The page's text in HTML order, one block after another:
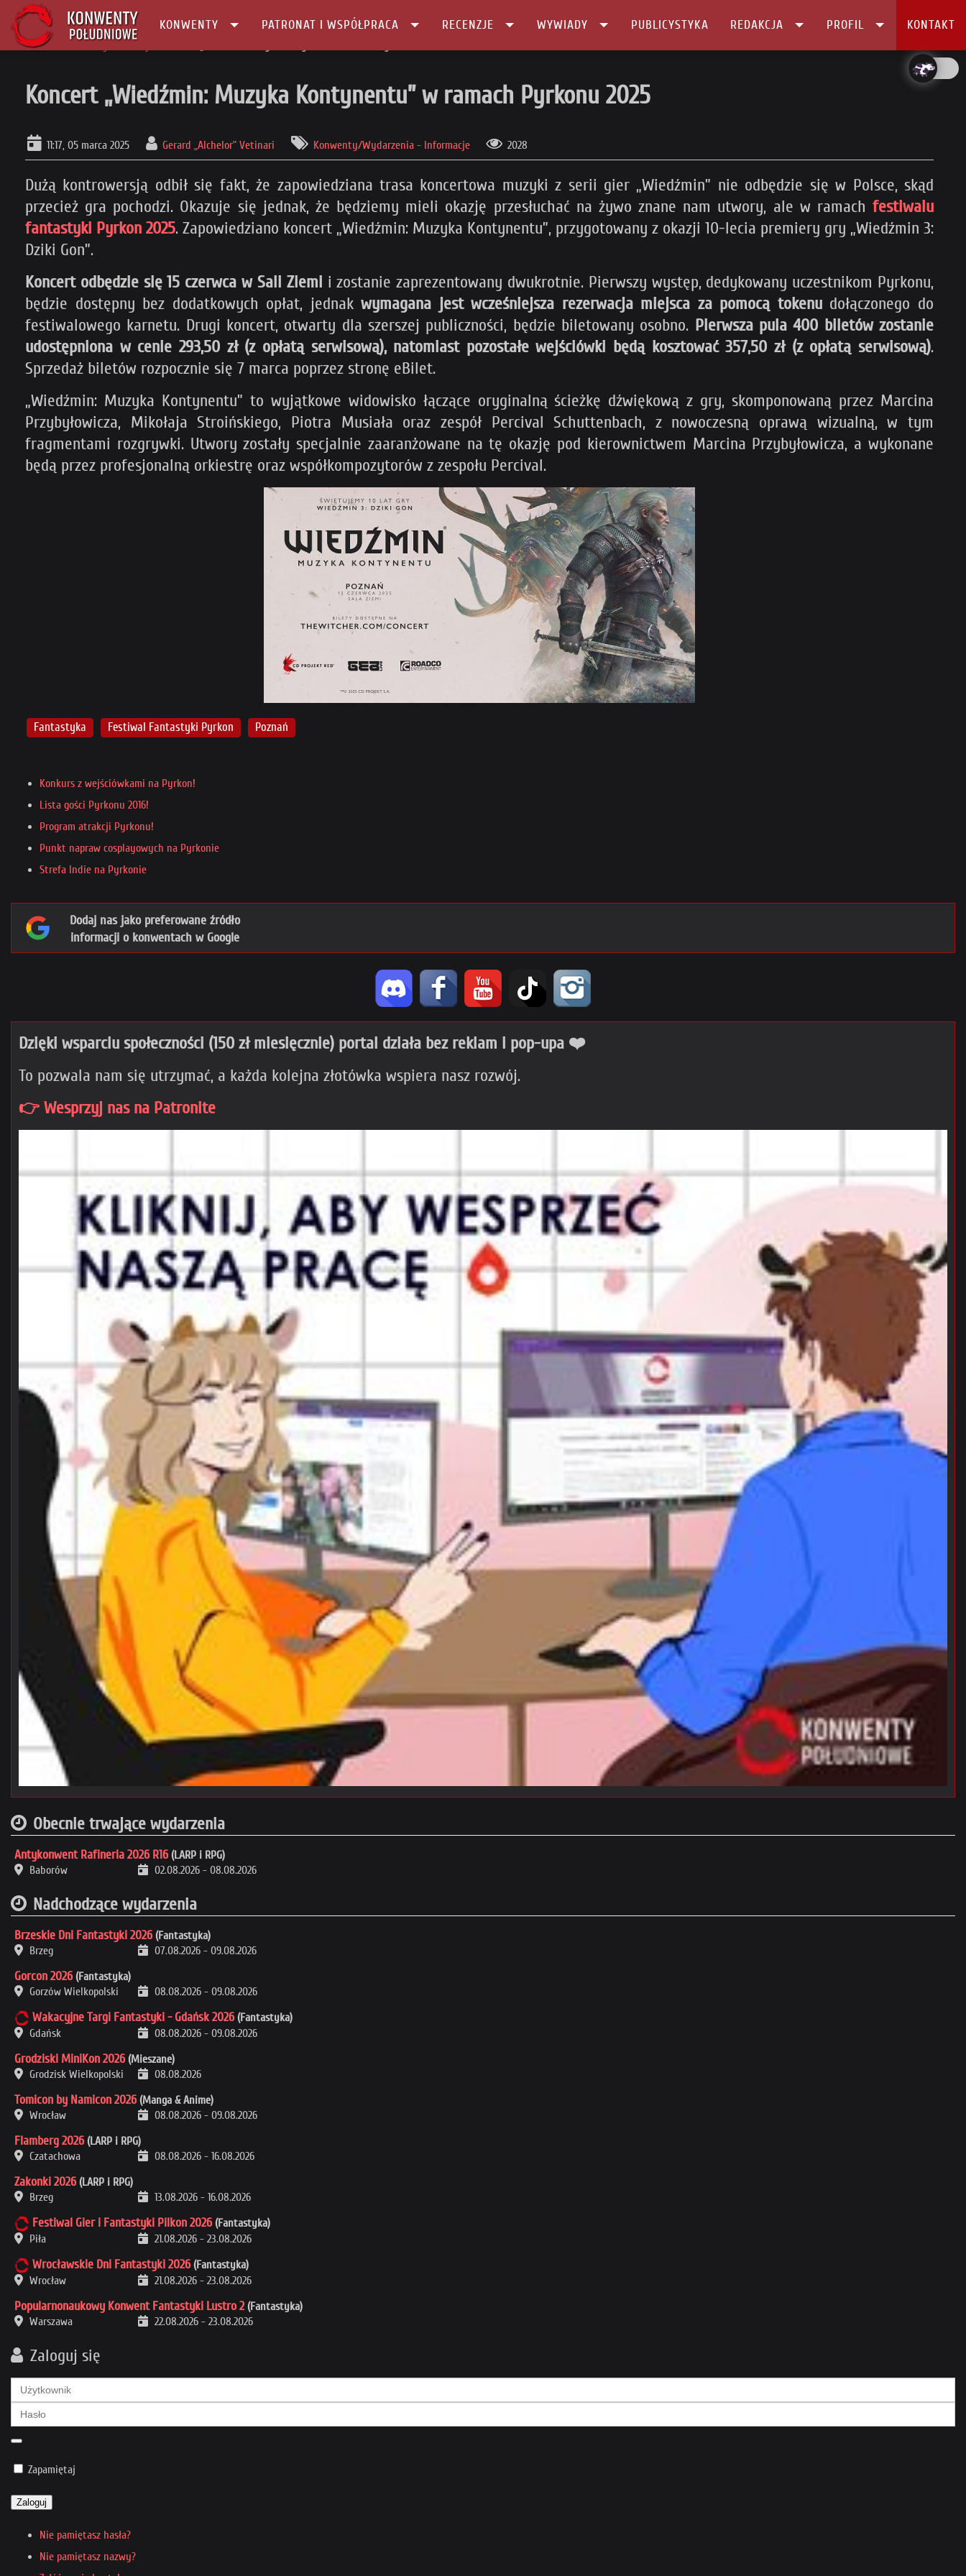
KONWENTY PATRONAT I WSPÓŁPRACA RECENZJE WYWIADY PUBLICYSTYKA REDAKCJA PROFIL KONTAKT
Główna
Koncert „Wiedźmin: Muzyka Kontynentu” w ramach Pyrkonu 2025
11:17, 05 marca 2025 Gerard „Alchelor” Vetinari Konwenty/Wydarzenia - Informacje 2028
Dużą kontrowersją odbił się fakt, że zapowiedziana trasa koncertowa muzyki z serii gier „Wiedźmin” nie odbędzie się w Polsce, skąd
przecież gra pochodzi. Okazuje się jednak, że będziemy mieli okazję przesłuchać na żywo znane nam utwory, ale w ramach festiwalu
fantastyki Pyrkon 2025. Zapowiedziano koncert „Wiedźmin: Muzyka Kontynentu”, przygotowany z okazji 10-lecia premiery gry „Wiedźmin 3:
Dziki Gon”.
Koncert odbędzie się 15 czerwca w Sali Ziemi i zostanie zaprezentowany dwukrotnie. Pierwszy występ, dedykowany uczestnikom Pyrkonu,
będzie dostępny bez dodatkowych opłat, jednakwymagana jest wcześniejsza rezerwacja miejsca za pomocą tokenudołączonego do
festiwalowego karnetu. Drugi koncert, otwarty dla szerszej publiczności, będzie biletowany osobno. Pierwsza pula 400 biletów zostanie
udostępniona w cenie 293,50 zł (z opłatą serwisową), natomiast pozostałe wejściówki będą kosztować 357,50 zł (z opłatą serwisową).
Sprzedaż biletów rozpocznie się 7 marca poprzez stronę eBilet.
„Wiedźmin: Muzyka Kontynentu” to wyjątkowe widowisko łączące oryginalną ścieżkę dźwiękową z gry, skomponowaną przez Marcina
Przybyłowicza, Mikołaja Stroińskiego, Piotra Musiała oraz zespół Percival Schuttenbach, z nowoczesną oprawą wizualną, w tym
fragmentami rozgrywki. Utwory zostały specjalnie zaaranżowane na tę okazję pod kierownictwem Marcina Przybyłowicza, a wykonane
będą przez profesjonalną orkiestrę oraz współkompozytorów z zespołu Percival.
Fantastyka Festiwal Fantastyki Pyrkon Poznań
Konkurs z wejściówkami na Pyrkon!
Lista gości Pyrkonu 2016!
Program atrakcji Pyrkonu!
Punkt napraw cosplayowych na Pyrkonie
Strefa Indie na Pyrkonie
Dodaj nas jako preferowane źródło
informacji o konwentach w Google
Dzięki wsparciu społeczności (150 zł miesięcznie) portal działa bez reklam i pop-upa ❤️
To pozwala nam się utrzymać, a każda kolejna złotówka wspiera nasz rozwój.
👉 Wesprzyj nas na Patronite
Obecnie trwające wydarzenia
Antykonwent Rafineria 2026 R16 (LARP i RPG)
Baborów
02.08.2026 - 08.08.2026
Nadchodzące wydarzenia
Brzeskie Dni Fantastyki 2026 (Fantastyka)
Brzeg
07.08.2026 - 09.08.2026
Gorcon 2026 (Fantastyka)
Gorzów Wielkopolski
08.08.2026 - 09.08.2026
Wakacyjne Targi Fantastyki - Gdańsk 2026 (Fantastyka)
Gdańsk
08.08.2026 - 09.08.2026
Grodziski MiniKon 2026 (Mieszane)
Grodzisk Wielkopolski
08.08.2026
Tomicon by Namicon 2026 (Manga & Anime)
Wrocław
08.08.2026 - 09.08.2026
Flamberg 2026 (LARP i RPG)
Czatachowa
08.08.2026 - 16.08.2026
Zakonki 2026 (LARP i RPG)
Brzeg
13.08.2026 - 16.08.2026
Festiwal Gier i Fantastyki Pilkon 2026 (Fantastyka)
Piła
21.08.2026 - 23.08.2026
Wrocławskie Dni Fantastyki 2026 (Fantastyka)
Wrocław
21.08.2026 - 23.08.2026
Popularnonaukowy Konwent Fantastyki Lustro 2 (Fantastyka)
Warszawa
22.08.2026 - 23.08.2026
Zaloguj się
Zapamiętaj
Zaloguj
Nie pamiętasz hasła?
Nie pamiętasz nazwy?